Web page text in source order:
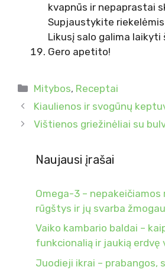
kvapnūs ir nepaprastai
Supjaustykite
Likusį salo galima laikyti
Gero apetito!
Kategorijos
Mitybos, Receptai
Kiaulienos ir svogūnų
Vištienos griežinėliai su
Naujausi įrašai
Omega-3 – nepakeičiamos
rūgštys ir jų svarba
Vaiko kambario baldai –
funkcionalią ir jaukią erdvę
Juodieji ikrai – prabangos,